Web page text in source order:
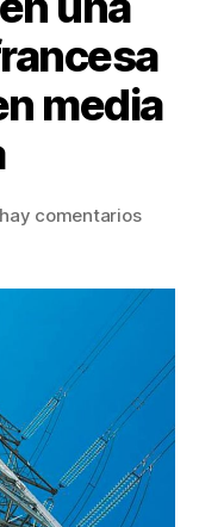
media
comentariosen
en
causó
en
media